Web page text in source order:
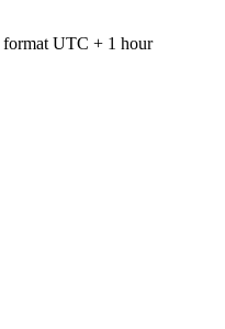
format UTC + 1 hour